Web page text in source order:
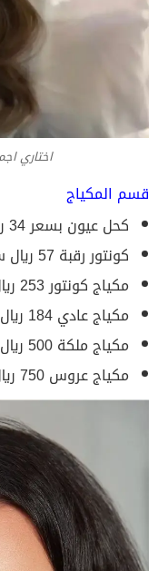
اختاري
قسم المكياج
كحل عيون بسعر 34 ريال سعودي.
كونتور رقبة 57 ريال سعودي.
مكياج كونتور 253 ريال سعودي.
مكياج عادي 184 ريال سعودي.
مكياج ملكة 500 ريال سعودي.
مكياج عروس 750 ريال سعودي.